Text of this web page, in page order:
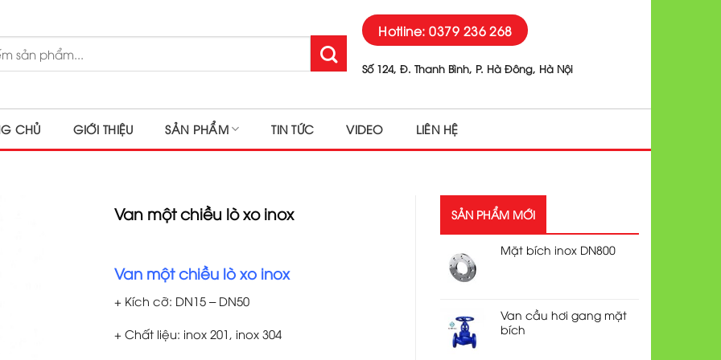
Hotline: 0379 236 268
Số 124, Đ. Thanh Bình, P. Hà Đông, Hà Nội
CHỦ GIỚI THIỆU SẢN PHẨM TIN TỨC VIDEO LIÊN HỆ
Van một chiều lò xo inox
Van một chiều lò xo inox
+ Kích cỡ: DN15 – DN50
+ Chất liệu: inox 201, inox 304
SẢN PHẨM MỚI
Mặt bích inox DN800
Van cầu hơi gang mặt
bích